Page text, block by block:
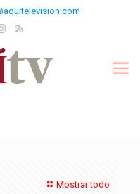
Mostrar todo